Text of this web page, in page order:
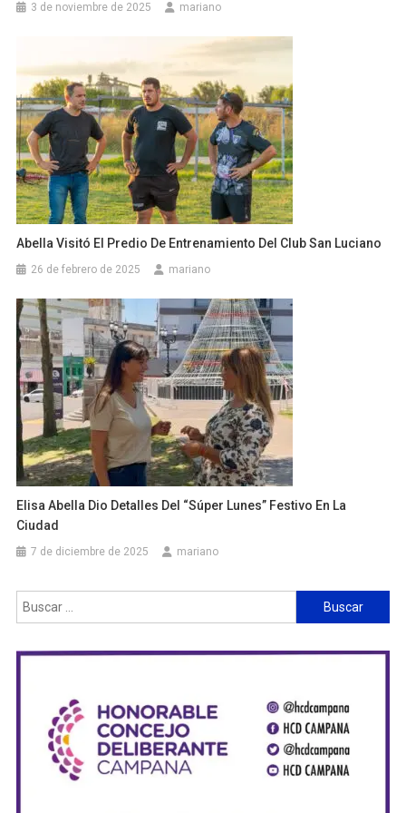
3 de noviembre de 2025 mariano
Abella Visitó El Predio De Entrenamiento Del Club San Luciano
26 de febrero de 2025 mariano
Elisa Abella Dio Detalles Del “súper Lunes” Festivo En La
Ciudad
7 de diciembre de 2025 mariano
Buscar: